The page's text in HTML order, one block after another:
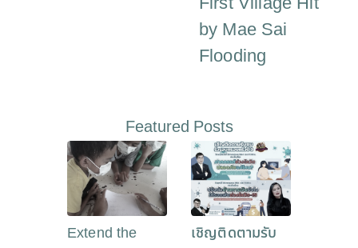
by Mae Sai
Flooding
Featured Posts
Extend the
เชิญติดตามรับ